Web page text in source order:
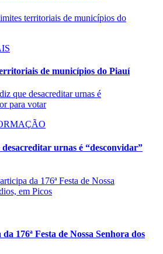
de municípios do Piauí
urnas é “desconvidar”
176ª Festa de Nossa Senhora dos